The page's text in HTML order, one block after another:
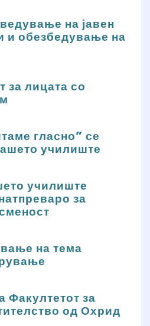
на јавен
и обезбедување на
за лицата со
гласно” се
училиште
училиште
за
на тема
Факултетот за
од Охрид